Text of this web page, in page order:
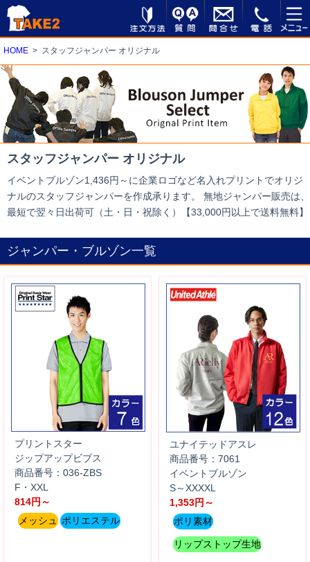
HOME スタッフジャンパー オリジナル
スタッフジャンパー オリジナル
イベントブルゾン1,436円～に企業ロゴなど名入れプリントでオリジ
ナルのスタッフジャンパーを作成承ります。 無地ジャンパー販売は、
最短で翌々日出荷可（土・日・祝除く）【33,000円以上で送料無料】
ジャンパー・ブルゾン一覧
プリントスター
ジップアップビブス
商品番号：036-ZBS
F・XXL
814円～
メッシュ ポリエステル
ユナイテッドアスレ
商品番号：7061
イベントブルゾン
S～XXXXL
1,353円～
ポリ素材
リップストップ生地